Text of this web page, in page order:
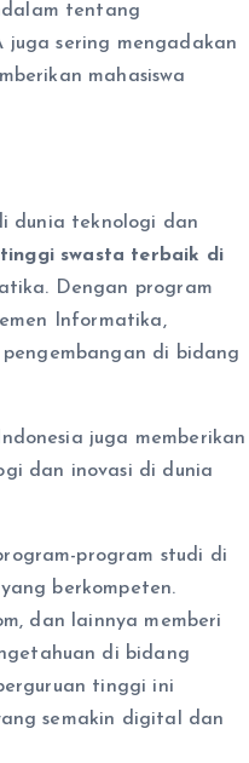
tentang
juga sering mengadakan
mahasiswa
dunia teknologi dan
swasta terbaik di
Dengan program
Informatika,
di bidang
juga memberikan
dan inovasi di dunia
program studi di
berkompeten.
dan lainnya memberi
di bidang
tinggi ini
semakin digital dan